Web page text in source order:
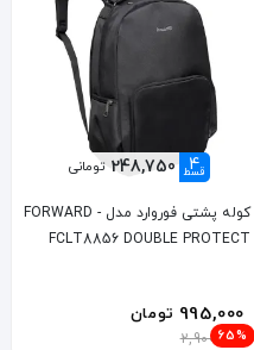
4
قسط 248,750 تومانی
کوله پشتی فوروارد مدل FORWARD -
FCLT8856 DOUBLE PROTECT
995,000 تومان
2,900,000
65%